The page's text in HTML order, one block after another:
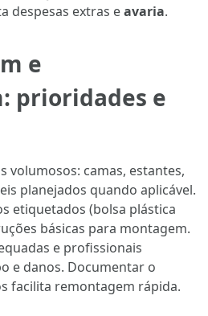
despesas extras eavaria.
e
prioridades e
volumosos: camas, estantes,
planejados quando aplicável.
etiquetados (bolsa plástica
básicas para montagem.
e profissionais
e danos. Documentar o
facilita remontagem rápida.